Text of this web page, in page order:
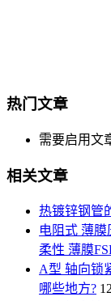
热门文章
需要启用文
相关文章
热镀锌钢管
电阻式 薄
柔性 薄膜
A型 轴向锁
哪些地方?